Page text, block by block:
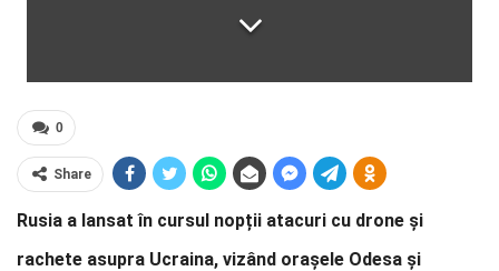
0
Share
Rusia a lansat în cursul nopții atacuri cu drone și
rachete asupra Ucraina, vizând orașele Odesa și